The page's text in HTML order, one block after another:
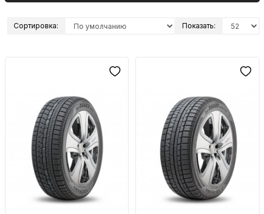
Сортировка: Показать: